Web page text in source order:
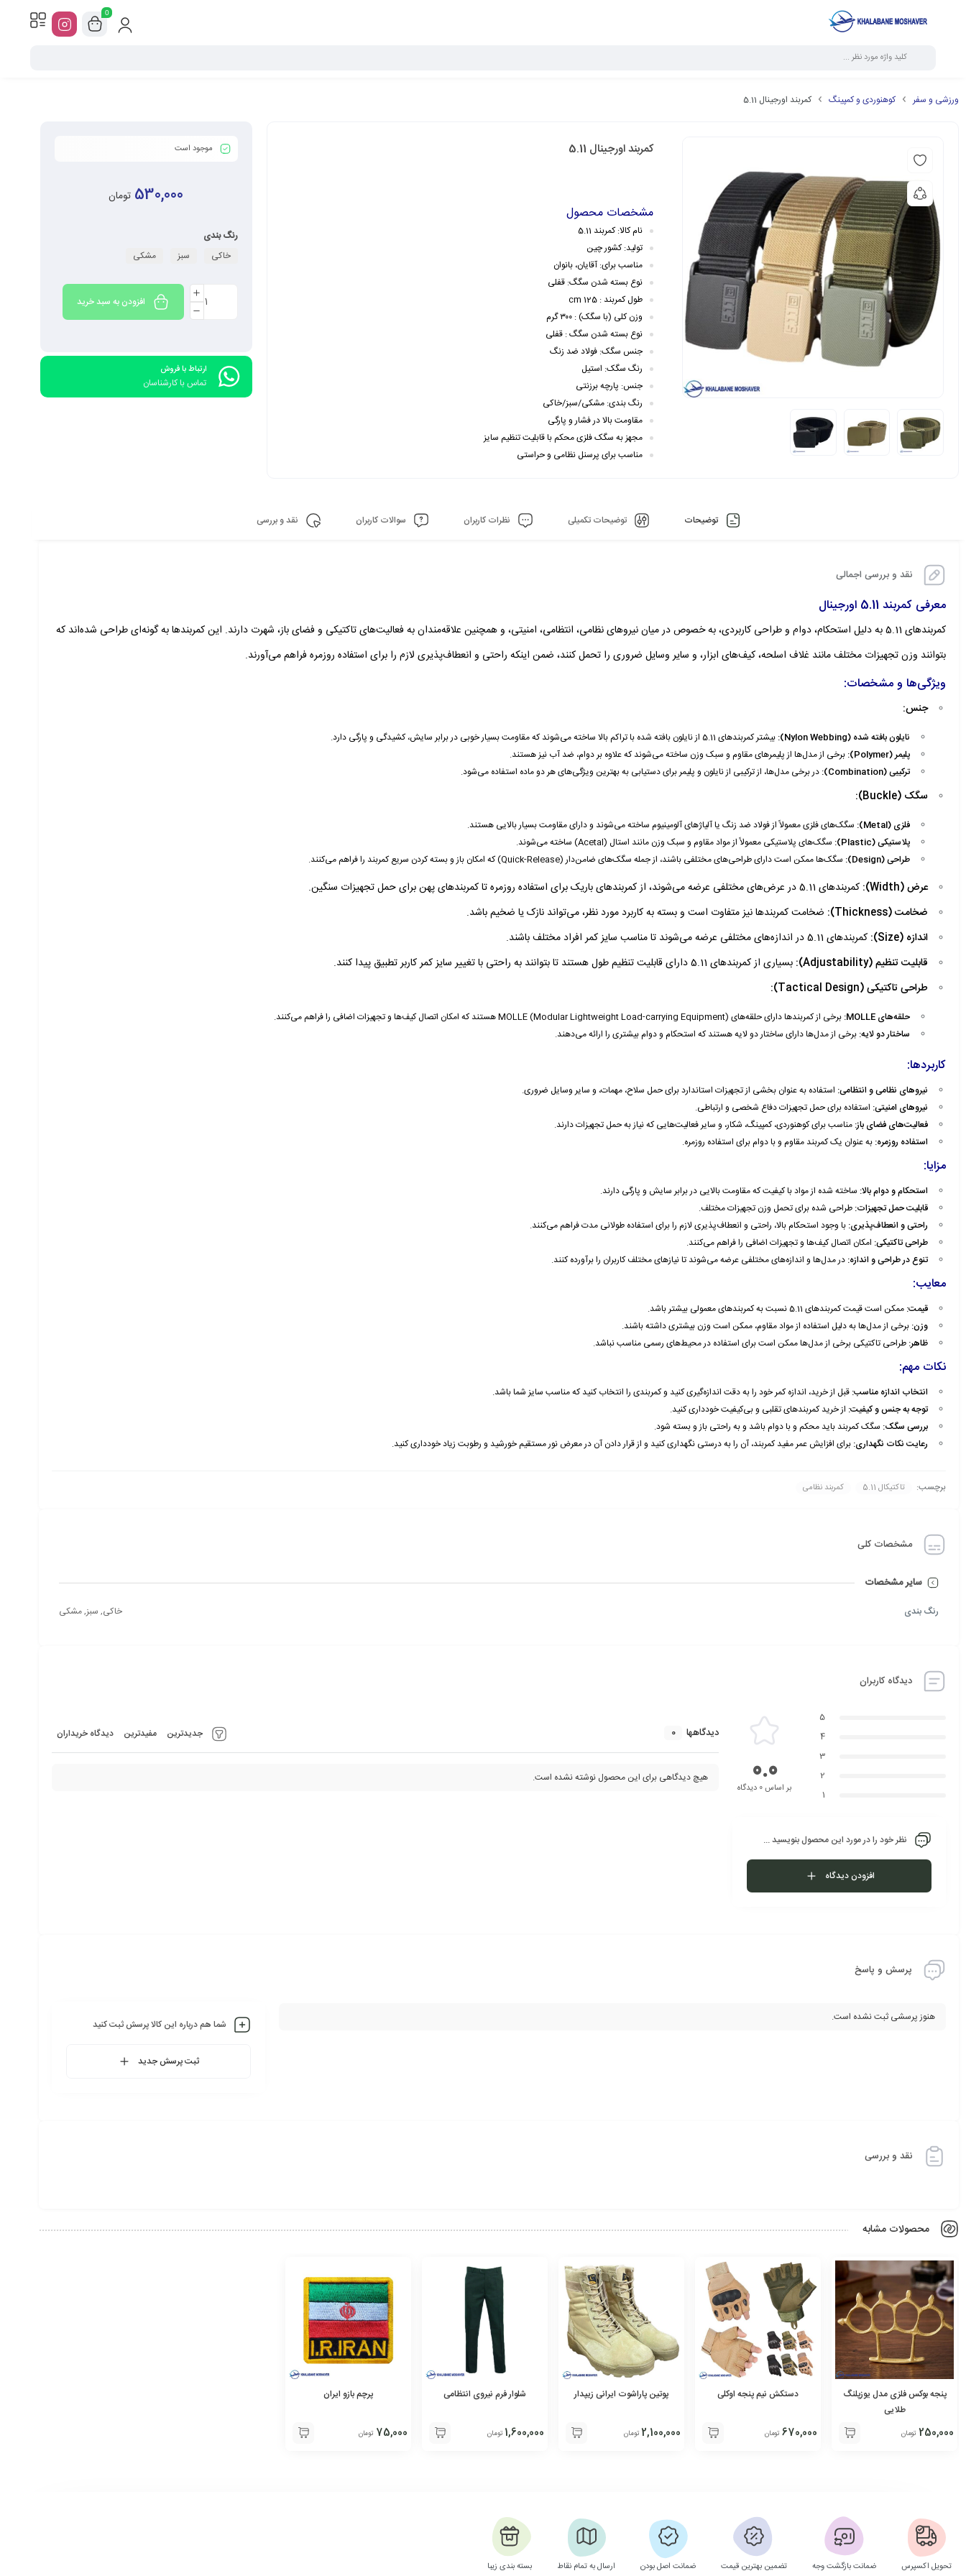
0
ورزشی و سفر کوهنوردی و کمپینگ کمربند اورجینال 5.11
کمربند اورجینال 5.11
مشخصات محصول
نام کالا: کمربند 5.11
تولید: کشور چین
مناسب برای: آقایان، بانوان
نوع بسته شدن سگگ: قفلی
طول کمربند : 125 cm
وزن کلی (با سگک) : ۳۰۰ گرم
نوع بسته شدن سگگ : قفلی
جنس سگک: فولاد ضد زنگ
رنگ سگک: استیل
جنس: پارچه برزنتی
رنگ بندی: مشکی/سبز/خاکی
مقاومت بالا در فشار و پارگی
مجهز به سگک فلزی محکم با قابلیت تنظیم سایز
مناسب برای پرسنل نظامی و حراستی
موجود است
530,000 تومان
رنگ بندی
خاکی
سبز مشکی
افزودن به سبد خرید
ارتباط با فروش
تماس با کارشناسان
توضیحات توضیحات تکمیلی نظرات کاربران سوالات کاربران نقد و بررسی
نقد و بررسی اجمالی
معرفی کمربند 5.11 اورجینال
کمربندهای 5.11 به دلیل استحکام، دوام و طراحی کاربردی، به خصوص در میان نیروهای نظامی، انتظامی، امنیتی، و همچنین علاقه‌مندان به فعالیت‌های تاکتیکی و فضای باز، شهرت دارند. این کمربندها به گونه‌ای طراحی شده‌اند که
بتوانند وزن تجهیزات مختلف مانند غلاف اسلحه، کیف‌های ابزار، و سایر وسایل ضروری را تحمل کنند، ضمن اینکه راحتی و انعطاف‌پذیری لازم را برای استفاده روزمره فراهم می‌آورند.
ویژگی‌ها و مشخصات:
جنس:
نایلون بافته شده (Nylon Webbing):
بیشتر کمربندهای 5.11 از نایلون بافته شده با تراکم بالا ساخته می‌شوند که مقاومت بسیار خوبی در برابر سایش، کشیدگی و پارگی دارد.
پلیمر (Polymer):
برخی از مدل‌ها از پلیمرهای مقاوم و سبک وزن ساخته می‌شوند که علاوه بر دوام، ضد آب نیز هستند.
ترکیبی (Combination):
در برخی مدل‌ها، از ترکیبی از نایلون و پلیمر برای دستیابی به بهترین ویژگی‌های هر دو ماده استفاده می‌شود.
سگک (Buckle):
فلزی (Metal):
سگک‌های فلزی معمولاً از فولاد ضد زنگ یا آلیاژهای آلومینیوم ساخته می‌شوند و دارای مقاومت بسیار بالایی هستند.
پلاستیکی (Plastic):
سگک‌های پلاستیکی معمولاً از مواد مقاوم و سبک وزن مانند استال (Acetal) ساخته می‌شوند.
طراحی (Design):
سگک‌ها ممکن است دارای طراحی‌های مختلفی باشند، از جمله سگک‌های ضامن‌دار (Quick-Release) که امکان باز و بسته کردن سریع کمربند را فراهم می‌کنند.
عرض (Width):
کمربندهای 5.11 در عرض‌های مختلفی عرضه می‌شوند، از کمربندهای باریک برای استفاده روزمره تا کمربندهای پهن برای حمل تجهیزات سنگین.
ضخامت (Thickness):
ضخامت کمربندها نیز متفاوت است و بسته به کاربرد مورد نظر، می‌تواند نازک یا ضخیم باشد.
اندازه (Size):
کمربندهای 5.11 در اندازه‌های مختلفی عرضه می‌شوند تا مناسب سایز کمر افراد مختلف باشند.
قابلیت تنظیم (Adjustability):
بسیاری از کمربندهای 5.11 دارای قابلیت تنظیم طول هستند تا بتوانند به راحتی با تغییر سایز کمر کاربر تطبیق پیدا کنند.
طراحی تاکتیکی (Tactical Design):
حلقه‌های MOLLE:
برخی از کمربندها دارای حلقه‌های MOLLE (Modular Lightweight Load-carrying Equipment) هستند که امکان اتصال کیف‌ها و تجهیزات اضافی را فراهم می‌کنند.
ساختار دو لایه: برخی از مدل‌ها دارای ساختار دو لایه هستند که استحکام و دوام بیشتری را ارائه می‌دهند.
کاربردها:
نیروهای نظامی و انتظامی: استفاده به عنوان بخشی از تجهیزات استاندارد برای حمل سلاح، مهمات، و سایر وسایل ضروری.
نیروهای امنیتی: استفاده برای حمل تجهیزات دفاع شخصی و ارتباطی.
فعالیت‌های فضای باز: مناسب برای کوهنوردی، کمپینگ، شکار، و سایر فعالیت‌هایی که نیاز به حمل تجهیزات دارند.
استفاده روزمره: به عنوان یک کمربند مقاوم و با دوام برای استفاده روزمره.
مزایا:
استحکام و دوام بالا: ساخته شده از مواد با کیفیت که مقاومت بالایی در برابر سایش و پارگی دارند.
قابلیت حمل تجهیزات: طراحی شده برای تحمل وزن تجهیزات مختلف.
راحتی و انعطاف‌پذیری: با وجود استحکام بالا، راحتی و انعطاف‌پذیری لازم را برای استفاده طولانی مدت فراهم می‌کنند.
طراحی تاکتیکی: امکان اتصال کیف‌ها و تجهیزات اضافی را فراهم می‌کنند.
تنوع در طراحی و اندازه: در مدل‌ها و اندازه‌های مختلفی عرضه می‌شوند تا نیازهای مختلف کاربران را برآورده کنند.
معایب:
قیمت: ممکن است قیمت کمربندهای 5.11 نسبت به کمربندهای معمولی بیشتر باشد.
وزن: برخی از مدل‌ها به دلیل استفاده از مواد مقاوم، ممکن است وزن بیشتری داشته باشند.
ظاهر: طراحی تاکتیکی برخی از مدل‌ها ممکن است برای استفاده در محیط‌های رسمی مناسب نباشد.
نکات مهم:
انتخاب اندازه مناسب: قبل از خرید، اندازه کمر خود را به دقت اندازه‌گیری کنید و کمربندی را انتخاب کنید که مناسب سایز شما باشد.
توجه به جنس و کیفیت: از خرید کمربندهای تقلبی و بی‌کیفیت خودداری کنید.
بررسی سگک: سگک کمربند باید محکم و با دوام باشد و به راحتی باز و بسته شود.
رعایت نکات نگهداری: برای افزایش عمر مفید کمربند، آن را به درستی نگهداری کنید و از قرار دادن آن در معرض نور مستقیم خورشید و رطوبت زیاد خودداری کنید.
برچسب: تاکتیکال 5.11 کمربند نظامی
مشخصات کلی
سایر مشخصات
رنگ بندی خاکی, سبز, مشکی
دیدگاه کاربران
دیدگاهها 0 جدیدترین مفیدترین دیدگاه خریداران
هیچ دیدگاهی برای این محصول نوشته نشده است.
5
4
3
2
1
0.0بر اساس 0 دیدگاه
نظر خود را در مورد این محصول بنویسید ...
افزودن دیدگاه
پرسش و پاسخ
هنوز پرسشی ثبت نشده است.
شما هم درباره این کالا پرسش ثبت کنید
ثبت پرسش جدید
نقد و بررسی
محصولات مشابه
پنجه بوکس فلزی مدل یوزپلنگ
طلایی
250,000 تومان
دستکش نیم پنجه اوکلی
670,000 تومان
پوتین پاراشوت ایرانی زیپدار
2,100,000 تومان
شلوار فرم نیروی انتظامی
1,600,000 تومان
پرچم بازو ایران
75,000 تومان
تحویل اکسپرس ضمانت بازگشت وجه تضمین بهترین قیمت ضمانت اصل بودن ارسال به تمام نقاط بسته بندی زیبا